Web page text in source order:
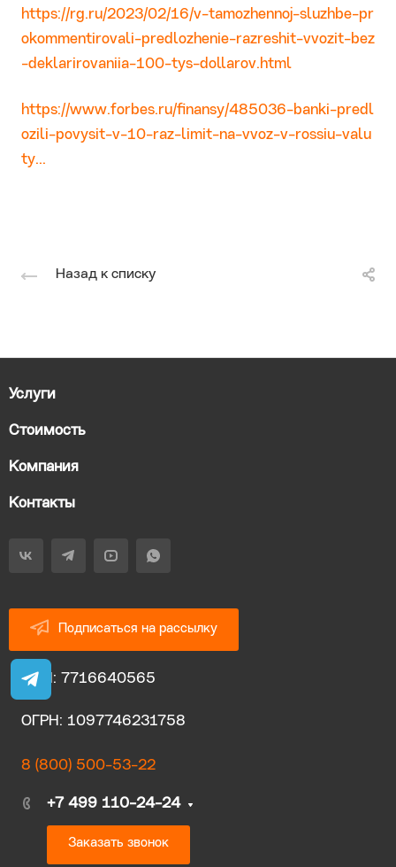
https://rg.ru/2023/02/16/v-tamozhennoj-sluzhbe-pr
okommentirovali-predlozhenie-razreshit-vvozit-bez
-deklarirovaniia-100-tys-dollarov.html
https://www.forbes.ru/finansy/485036-banki-predl
ozili-povysit-v-10-raz-limit-na-vvoz-v-rossiu-valu
ty...
Назад к списку
Услуги
Стоимость
Компания
Контакты
Подписаться на рассылку
ИНН: 7716640565
ОГРН: 1097746231758
8 (800) 500-53-22
+7 499 110-24-24
Заказать звонок